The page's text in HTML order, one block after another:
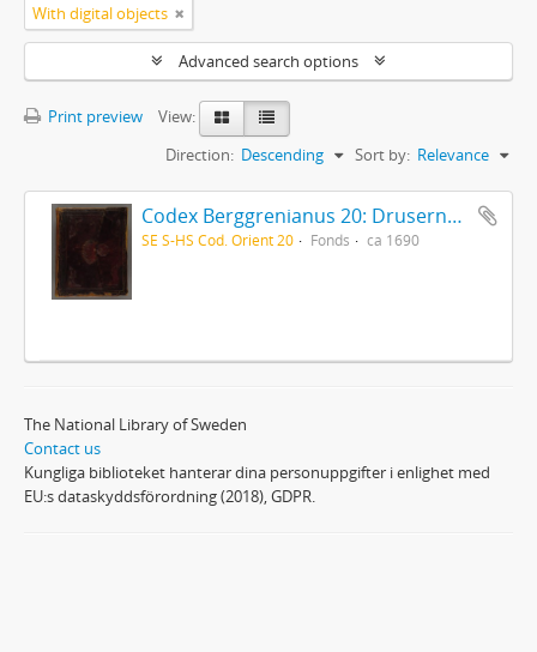
With digital objects
Advanced search options
Print preview
View:
Sort by: Relevance
Direction: Descending
Codex Berggrenianus 20: Drusernas på Libanon heliga bok
SE S-HS Cod. Orient 20 Fonds ca 1690
The National Library of Sweden
Contact us
Kungliga biblioteket hanterar dina personuppgifter i enlighet med
EU:s dataskyddsförordning (2018), GDPR.